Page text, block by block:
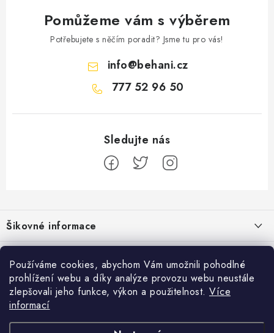
Používáme cookies, abychom Vám umožnili pohodlné
prohlížení webu a díky analýze provozu webu neustále
zlepšovali jeho funkce, výkon a použitelnost. Více
informací
Pomůžeme vám s výběrem
Potřebujete s něčím poradit? Jsme tu pro vás!
info@behani.cz
777 52 96 50
á
p
a
Šikovné informace
Ceník dopravy
Moje objednávka
Jak vyměnit nebo vrátit zboží
Jak reklamovat
Běžecké zajímavosti
Proč jít běhat právě o víkendu?
Bolest holeně nemusí znamenat zánět okostice
Přijímáme online platby
Facebook